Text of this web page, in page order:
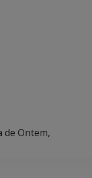
de Ontem,